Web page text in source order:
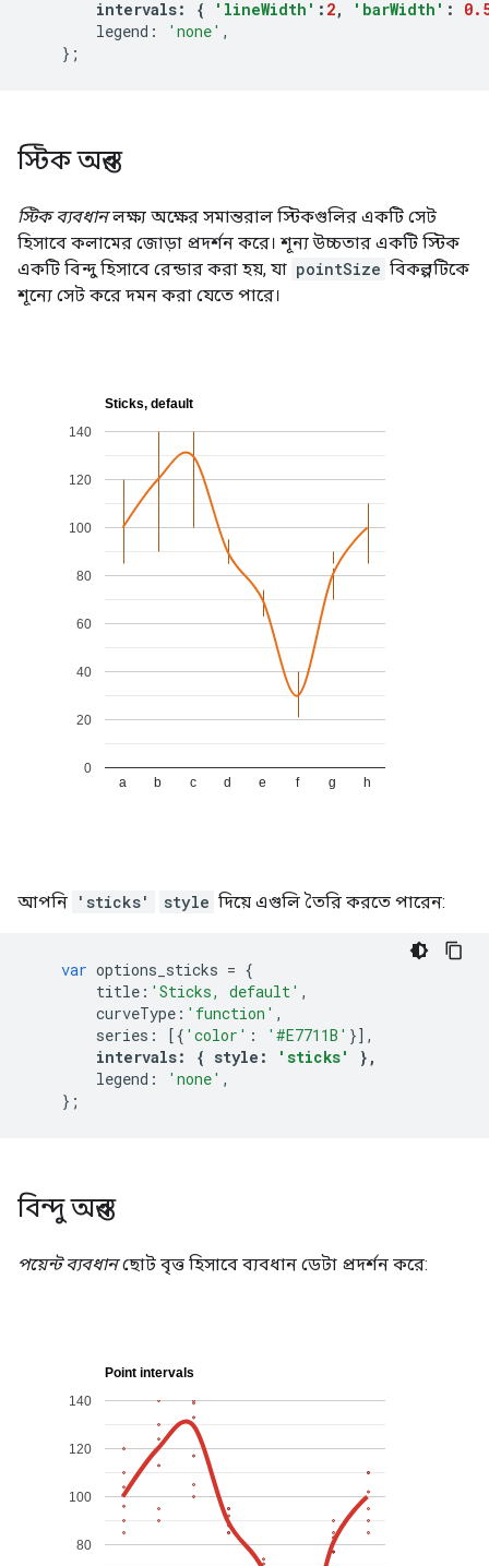
intervals: { 'lineWidth' : 2, 'barWidth' :
legend : 'none' ,
};
স্টিক অন্তর
স্টিক ব্যবধানলক্ষ্য অক্ষের সমান্তরাল স্টিকগুলির একটি সেট
হিসাবে কলামের জোড়া প্রদর্শন করে। শূন্য উচ্চতার একটি স্টিক
একটি বিন্দু হিসাবে রেন্ডার করা হয়, যা pointSize বিকল্পটিকে
শূন্যে সেট করে দমন করা যেতে পারে।
আপনি 'sticks' style দিয়ে এগুলি তৈরি করতে পারেন:
var options_sticks = {
title : 'Sticks, default' ,
curveType : 'function' ,
series : [{ 'color' : '#E7711B' }],
intervals: { style : 'sticks'
},
legend : 'none' ,
};
বিন্দু অন্তর
পয়েন্ট ব্যবধানছোট বৃত্ত হিসাবে ব্যবধান ডেটা প্রদর্শন করে: